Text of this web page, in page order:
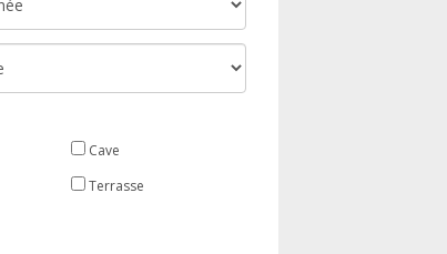
Cave
Terrasse